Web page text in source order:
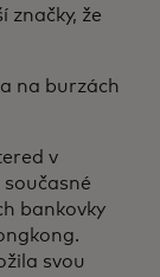
značky, že
na burzách
v
bankovky
svou